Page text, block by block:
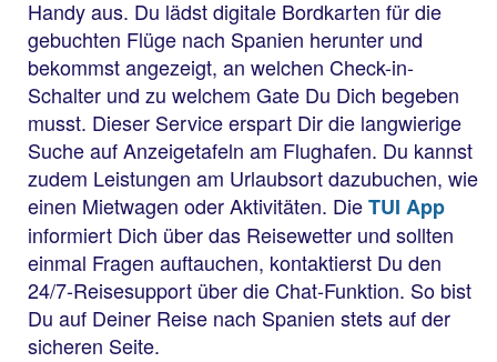
Handy aus. Du lädst digitale Bordkarten für die
gebuchten Flüge nach Spanien herunter und
bekommst angezeigt, an welchen Check-in-
Schalter und zu welchem Gate Du Dich begeben
musst. Dieser Service erspart Dir die langwierige
Suche auf Anzeigetafeln am Flughafen. Du kannst
zudem Leistungen am Urlaubsort dazubuchen, wie
einen Mietwagen oder Aktivitäten. DieTUI App
informiert Dich über das Reisewetter und sollten
einmal Fragen auftauchen, kontaktierst Du den
24/7-Reisesupport über die Chat-Funktion. So bist
Du auf Deiner Reise nach Spanien stets auf der
sicheren Seite.